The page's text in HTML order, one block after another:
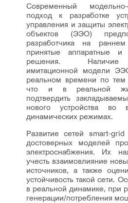
Современный модельно-
подход к разработке
управления и защиты
объектов (ЭЭО)
разработчика на
принятые аппаратные и
решения. Наличие
имитационной модели
реальном времени по
что и в реальной
подтвердить
нового устройства во
динамических режимах.
Развитие сетей smart-
достоверных моделей
электроснабжения. Их
учесть взаимовлияние
источников, а также
устойчивость такой сети.
в реальной динамике, при
генерации/потребления